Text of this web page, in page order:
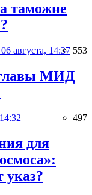
таможне
06 августа, 14:37 553
главы МИД
497
для
указ?